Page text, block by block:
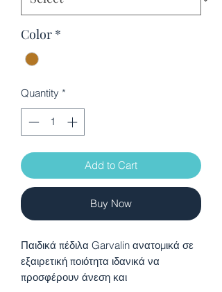
Color *
Quantity *
Add to Cart
Buy Now
Παιδικά πέδιλα Garvalin ανατομικά σε
εξαιρετική ποιότητα ιδανικά να
προσφέρουν άνεση και